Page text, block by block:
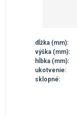
dĺžka (mm):
výška (mm):
hĺbka (mm):
ukotvenie:
sklopné: